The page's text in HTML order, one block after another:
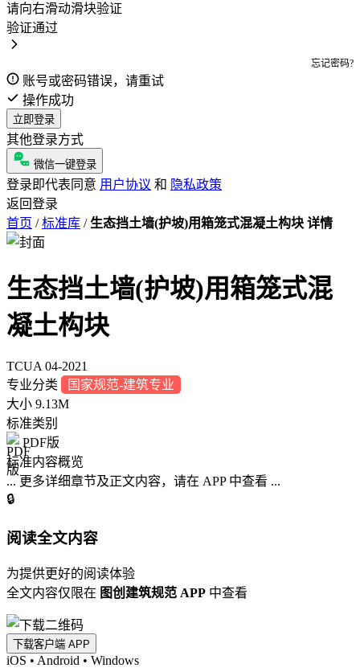
请向右滑动滑块验证
验证通过
忘记密码?
账号或密码错误，请重试
操作成功
立即登录
其他登录方式
微信一键登录
登录即代表同意 用户协议 和 隐私政策
返回登录
首页 / 标准库 / 生态挡土墙(护坡)用箱笼式混凝土构块 详情
生态挡土墙(护坡)用箱笼式混
凝土构块
TCUA 04-2021
专业分类
国家规范-建筑专业
大小 9.13M
标准类别
PDF版
标准内容概览
... 更多详细章节及正文内容，请在 APP 中查看 ...
🔒
阅读全文内容
为提供更好的阅读体验
全文内容仅限在 图创建筑规范 APP 中查看
下载客户端 APP
iOS • Android • Windows